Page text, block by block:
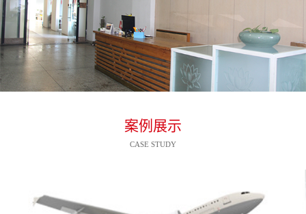
案例展示
CASE STUDY